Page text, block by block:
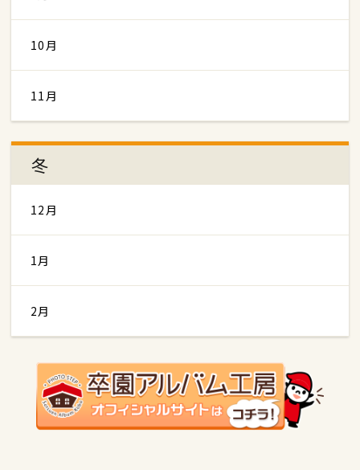
10月
11月
冬
12月
1月
2月